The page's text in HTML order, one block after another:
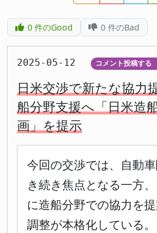
0件のGood 0 件のBad
2025-05-12 コメント投稿する
日米交渉で新たな協力
船分野支援へ「日米造
画」を提示
今回の交渉では、自動
き続き焦点となる一方
に造船分野での協力を
調整が本格化している